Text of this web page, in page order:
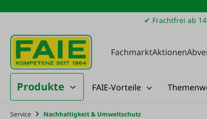
Hauptinhalt springen
Zur Suche springen
Zur Hauptnavigation springen
✔ Frachtfrei ab
FachmarktAktionen
Produkte FAIE-Vorteile
Service Nachhaltigkeit & Umweltschutz